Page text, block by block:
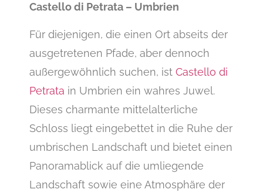
Castello di Petrata – Umbrien
Für diejenigen, die einen Ort abseits der
ausgetretenen Pfade, aber dennoch
außergewöhnlich suchen, ist Castello di
Petrata in Umbrien ein wahres Juwel.
Dieses charmante mittelalterliche
Schloss liegt eingebettet in die Ruhe der
umbrischen Landschaft und bietet einen
Panoramablick auf die umliegende
Landschaft sowie eine Atmosphäre der